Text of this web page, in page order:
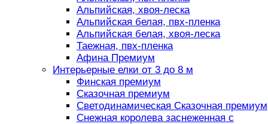
Альпийская, хвоя-леска
Альпийская белая, пвх-пленка
Альпийская белая, хвоя-леска
Таежная, пвх-пленка
Афина Премиум
Интерьерные елки от 3 до 8 м
Финская премиум
Сказочная премиум
Светодинамическая Сказочная премиум
Снежная королева заснеженная с